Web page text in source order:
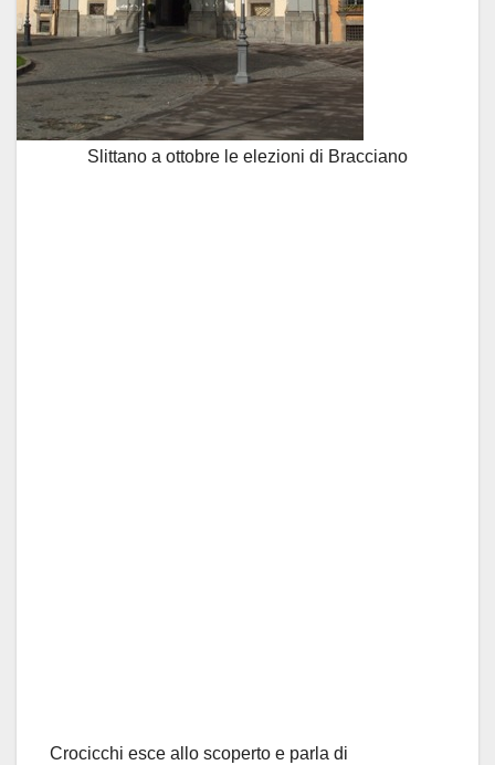
Slittano a ottobre le elezioni di Bracciano
Crocicchi esce allo scoperto e parla di